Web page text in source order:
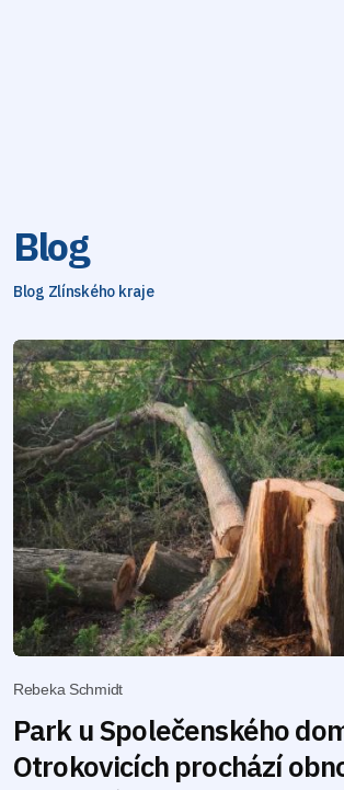
Blog
Blog Zlínského kraje
Rebeka Schmidt
Park u Společenského
Otrokovicích prochází